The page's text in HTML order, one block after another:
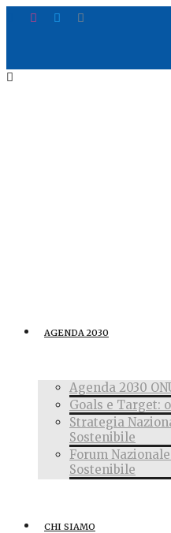
AGENDA 2030
Agenda 2030
Goals e Target:
Strategia
Sostenibile
Forum
Sostenibile
CHI SIAMO